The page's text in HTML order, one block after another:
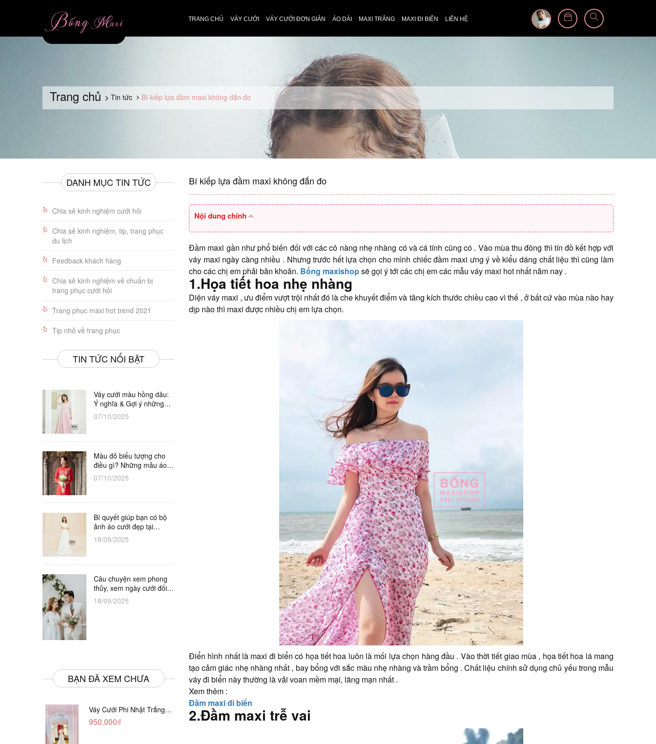
TRANG CHỦ VÁY CƯỚI VÁY CƯỚI ĐƠN GIẢN ÁO DÀI MAXI TRẮNG MAXI ĐI BIỂN LIÊN HỆ
Trang chủ Tin tức Bí kiếp lựa đầm maxi không đắn đo
Bí kiếp lựa đầm maxi không đắn đo
Nội dung chính
Đầm maxi gần như phổ biến đối với các cô nàng nhẹ nhàng có và cá tính cũng có . Vào mùa thu đông thì tín đồ kết hợp với
váy maxi ngày càng nhiều . Nhưng trước hết lựa chọn cho mình chiếc đầm maxi ưng ý về kiểu dáng chất liệu thì cũng làm
cho các chị em phải băn khoăn. Bống maxishopsẽ gọi ý tới các chị em các mẫu váy maxi hot nhất năm nay .
1.Họa tiết hoa nhẹ nhàng
Diện váy maxi , ưu điểm vượt trội nhất đó là che khuyết điểm và tăng kích thước chiều cao vì thế , ở bất cứ vào mùa nào hay
dịp nào thì maxi được nhiều chị em lựa chọn.
Điển hình nhất là maxi đi biển có họa tiết hoa luôn là mối lựa chọn hàng đầu . Vào thời tiết giao mùa , họa tiết hoa lá mang
tạo cảm giác nhẹ nhàng nhất , bay bổng với sắc màu nhẹ nhàng và trầm bổng . Chất liệu chính sử dụng chủ yếu trong mẫu
váy đi biển này thường là vải voan mềm mại, lãng mạn nhất .
Xem thêm :
Đầm maxi đi biển
2.Đầm maxi trễ vai
DANH MỤC TIN TỨC
Chia sẻ kinh nghiệm cưới hỏi
Chia sẻ kinh nghiệm, tip, trang phục
du lịch
Feedback khách hàng
Chia sẻ kinh nghiệm về chuẩn bị
trang phục cưới hỏi
Trang phục maxi hot trend 2021
Tip nhỏ về trang phục
TIN TỨC NỔI BẬT
Váy cưới màu hồng dâu:
Ý nghĩa & Gợi ý những
thiết kế đẹp nhất
07/10/2025
Màu đỏ biểu tượng cho
điều gì? Những mẫu áo
dài đỏ cô dâu tuyệt đẹp
07/10/2025
Bí quyết giúp bạn có bộ
ảnh áo cưới đẹp tại
Studio
18/09/2025
Câu chuyện xem phong
thủy, xem ngày cưới đối
với vợ chồng khắc tuổi
18/09/2025
BẠN ĐÃ XEM CHƯA
Váy Cưới Phi Nhật Trắng
Đuôi Cá DC998
950.000₫